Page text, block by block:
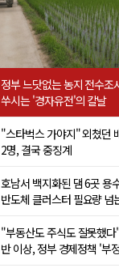
정부 느닷없는 농지 전수
쑤시는 '경자유전'의 칼날
"스타벅스 가야지" 외쳤던
2명, 결국 중징계
호남서 백지화된 댐 6곳
반도체 클러스터 필요량 넘
"부동산도 주식도 잘못했
반 이상, 정부 경제정책 '부